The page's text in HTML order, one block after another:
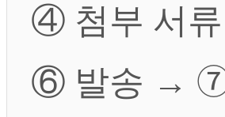
④ 첨부 서
⑥ 발송 → ➆